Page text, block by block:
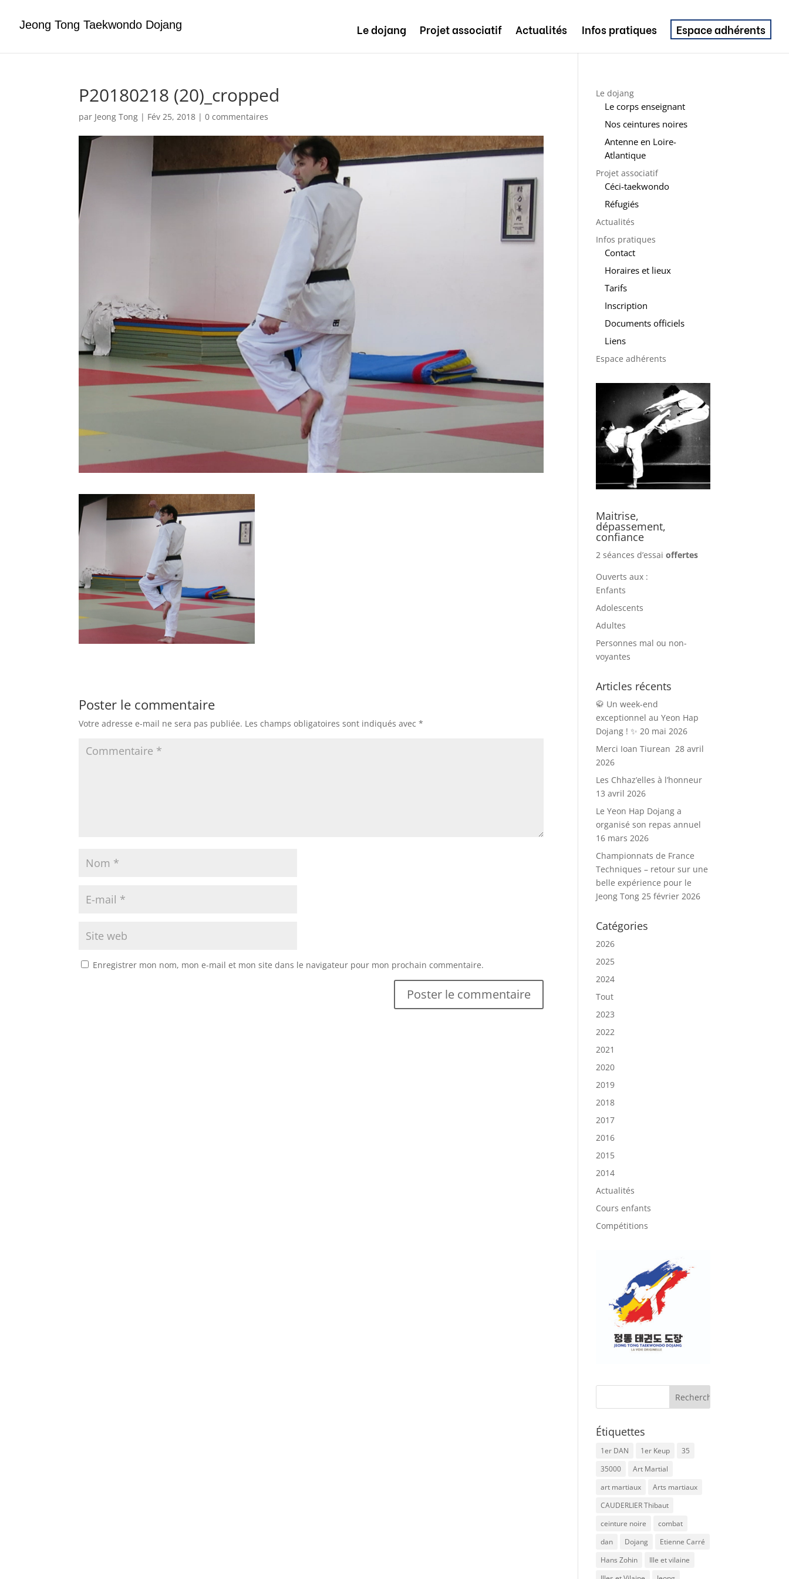
Jeong Tong Taekwondo Dojang Le dojang Projet associatif Actualités Infos pratiques Espace adhérents
P20180218 (20)_cropped
par Jeong Tong | Fév 25, 2018 |0 commentaires
Poster le commentaire
Votre adresse e-mail ne sera pas publiée. Les champs obligatoires sont indiqués avec*
Enregistrer mon nom, mon e-mail et mon site dans le navigateur pour mon prochain commentaire.
Le dojang
Le corps enseignant
Nos ceintures noires
Antenne en Loire-
Atlantique
Projet associatif
Céci-taekwondo
Réfugiés
Actualités
Infos pratiques
Contact
Horaires et lieux
Tarifs
Inscription
Documents officiels
Liens
Espace adhérents
Maitrise,
dépassement,
confiance
2 séances d’essaioffertes
Ouverts aux :
Enfants
Adolescents
Adultes
Personnes mal ou non-
voyantes
Articles récents
🥋 Un week-end
exceptionnel au Yeon Hap
Dojang ! ✨ 20 mai 2026
Merci Ioan Tiurean 28 avril
2026
Les Chhaz’elles à l’honneur
13 avril 2026
Le Yeon Hap Dojang a
organisé son repas annuel
16 mars 2026
Championnats de France
Techniques – retour sur une
belle expérience pour le
Jeong Tong 25 février 2026
Catégories
2026
2025
2024
Tout
2023
2022
2021
2020
2019
2018
2017
2016
2015
2014
Actualités
Cours enfants
Compétitions
Étiquettes
1er DAN 1er Keup
35
35000
Art Martial
art martiaux
Arts martiaux
CAUDERLIER Thibaut
ceinture noire
combat
dan
Dojang
Etienne Carré
Hans Zohin
Ille et vilaine